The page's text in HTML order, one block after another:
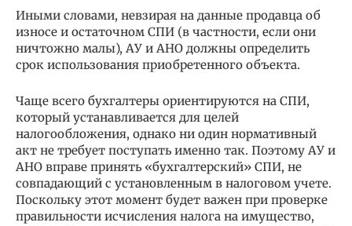
Иными словами, невзирая на данные продавца об
износе и остаточном СПИ (в частности, если они
ничтожно малы), АУ и АНО должны определить
срок использования приобретенного объекта.
Чаще всего бухгалтеры ориентируются на СПИ,
который устанавливается для целей
налогообложения, однако ни один нормативный
акт не требует поступать именно так. Поэтому АУ и
АНО вправе принять «бухгалтерский» СПИ, не
совпадающий с установленным в налоговом учете.
Поскольку этот момент будет важен при проверке
правильности исчисления налога на имущество,